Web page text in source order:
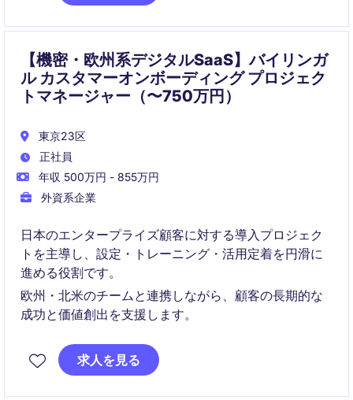
【機密・欧州系デジタルSaaS】バイリンガ
ル カスタマーオンボーディング プロジェク
トマネージャー（〜750万円）
東京23区
正社員
年収 500万円 - 855万円
外資系企業
日本のエンタープライズ顧客に対する導入プロジェク
トを主導し、設定・トレーニング・活用定着を円滑に
進める役割です。
欧州・北米のチームと連携しながら、顧客の長期的な
成功と価値創出を支援します。
求人を見る